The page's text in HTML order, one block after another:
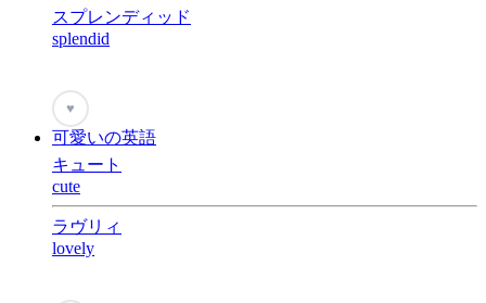
スプレンディッド
splendid
♥
可愛いの英語
キュート
cute
ラヴリィ
lovely